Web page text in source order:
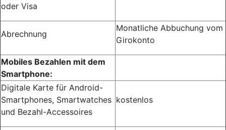
oder Visa
Abrechnung
Monatliche Abbuchung vom
Girokonto
Mobiles Bezahlen mit dem
Smartphone:
Digitale Karte für Android-
Smartphones, Smartwatches
und Bezahl-Accessoires
kostenlos